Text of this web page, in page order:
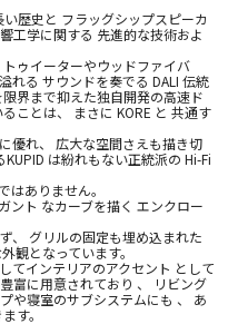
歴史と フラッグシップスピーカ
工学に関する 先進的な技術およ
ゥイーターやウッドファイバ
れる サウンドを奏でる DALI 伝統
界まで抑えた独自開発の高速ド
ことは、 まさに KORE と 共通す
優れ、 広大な空間さえも描き切
は紛れもない正統派の Hi-Fi
はありません。
ント なカーブを描く エンクロー
、 グリルの固定も埋め込まれた
観となっています。
てインテリアのアクセント として
富に用意されており 、 リビング
や寝室のサブシステムにも 、 あ
す。